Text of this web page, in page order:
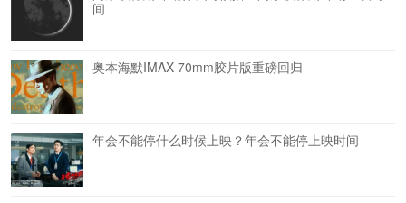
间
奥本海默IMAX 70mm胶片版重磅回归
年会不能停什么时候上映？年会不能停上映时间